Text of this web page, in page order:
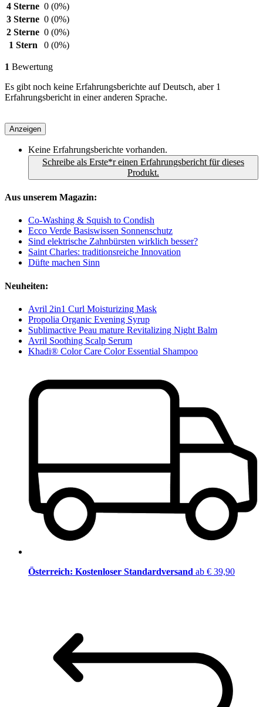
4 Sterne 0 (0%)
3 Sterne 0 (0%)
2 Sterne 0 (0%)
1 Stern
0 (0%)
1 Bewertung
Es gibt noch keine Erfahrungsberichte auf Deutsch, aber 1
Erfahrungsbericht in einer anderen Sprache.
Anzeigen
Keine Erfahrungsberichte vorhanden.
Schreibe als Erste*r einen Erfahrungsbericht für dieses
Produkt.
Aus unserem Magazin:
Co-Washing & Squish to Condish
Ecco Verde Basiswissen Sonnenschutz
Sind elektrische Zahnbürsten wirklich besser?
Saint Charles: traditionsreiche Innovation
Düfte machen Sinn
Neuheiten:
Avril 2in1 Curl Moisturizing Mask
Propolia Organic Evening Syrup
Sublimactive Peau mature Revitalizing Night Balm
Avril Soothing Scalp Serum
Khadi® Color Care Color Essential Shampoo
Österreich: Kostenloser Standardversand ab € 39,90